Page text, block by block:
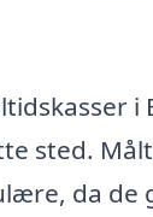
i
sted.
da de